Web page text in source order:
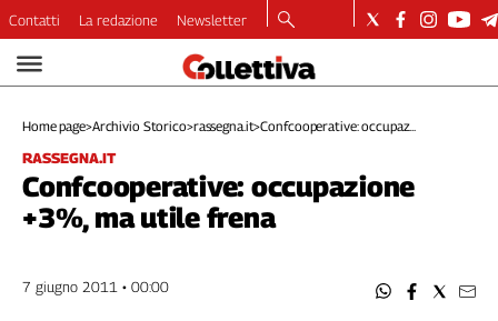
Video
Dirette
Longform
Copertine
Economia
Ambiente
Contatti La redazione Newsletter
Home page>Archivio Storico>rassegna.it>Confcooperative: occupaz...
RASSEGNA.IT
Confcooperative: occupazione
+3%, ma utile frena
7 giugno 2011 • 00:00